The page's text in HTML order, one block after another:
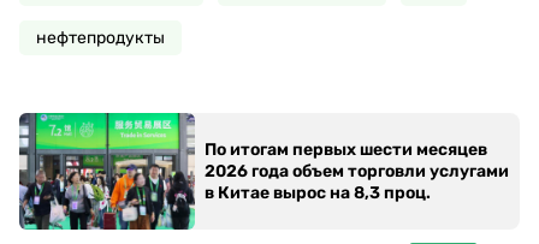
нефтепродукты
По итогам первых шести месяцев
2026 года объем торговли услугами
в Китае вырос на 8,3 проц.